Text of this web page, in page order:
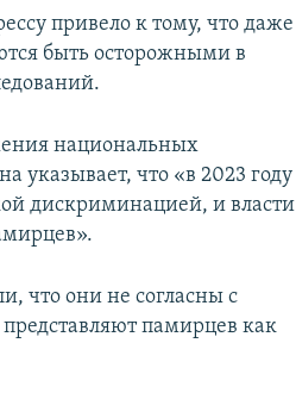
привело к тому, что даже
быть осторожными в
национальных
указывает, что «в 2023 году
дискриминацией, и власти
что они не согласны с
памирцев как